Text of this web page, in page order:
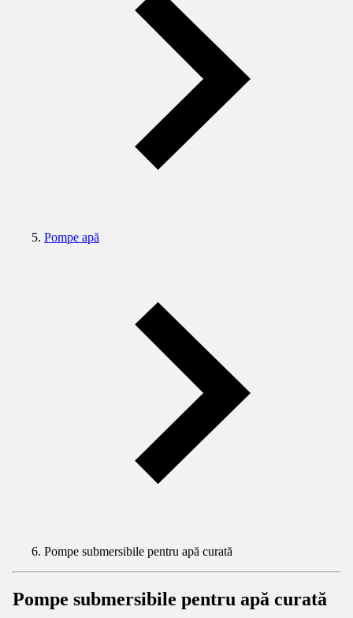
Pompe apă
Pompe submersibile pentru apă curată
Pompe submersibile pentru apă curată